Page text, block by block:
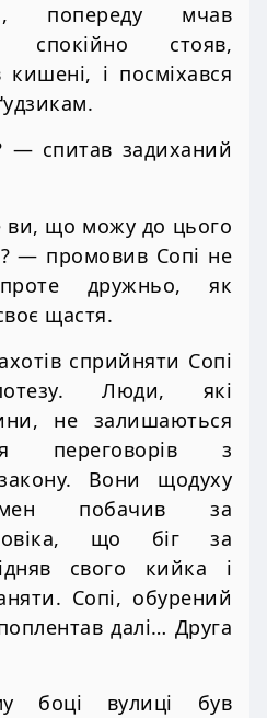
попереду мчав
спокійно стояв,
і посміхався
спитав задиханий
що можу до цього
— промовив Сопі не
дружньо, як
щастя.
сприйняти Сопі
Люди, які
не залишаються
переговорів з
Вони щодуху
побачив за
що біг за
свого кийка і
Сопі, обурений
далі… Друга
боці вулиці був